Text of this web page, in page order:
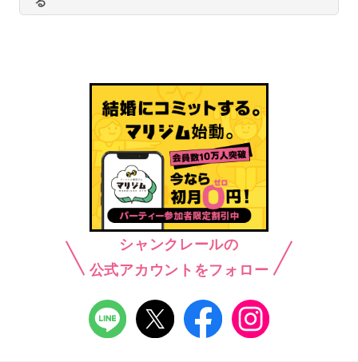
シャンクレールの
公式アカウントをフォロー